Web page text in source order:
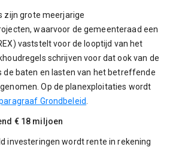
zijn grote meerjarige
waarvoor de gemeenteraad een
vaststelt voor de looptijd van het
schrijven voor dat ook van de
de baten en lasten van het betreffende
Op de planexploitaties wordt
Grondbeleid
€ 18 miljoen
investeringen wordt rente in rekening